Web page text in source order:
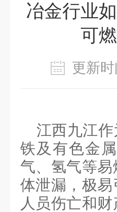
冶金行业
可
更新
江西九江
铁及有色金
气、氢气等
体泄漏，极
人员伤亡和